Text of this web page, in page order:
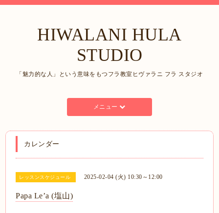
HIWALANI HULA
STUDIO
「魅力的な人」という意味をもつフラ教室ヒヴァラニ フラ スタジオ
メニュー
カレンダー
レッスンスケジュール 2025-02-04 (火) 10:30～12:00
Papa Le’a (塩山)